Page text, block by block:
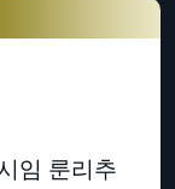
임 룬리추